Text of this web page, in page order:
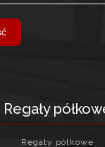
Regały
Regały półkowe